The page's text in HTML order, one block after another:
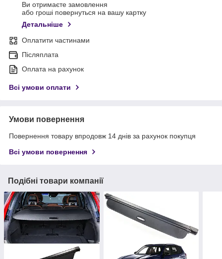
Ви отримаєте замовлення
або гроші повернуться на вашу картку
Детальніше
Оплатити частинами
Післяплата
Оплата на рахунок
Всі умови оплати
Умови повернення
Повернення товару впродовж 14 днів за рахунок покупця
Всі умови повернення
Подібні товари компанії